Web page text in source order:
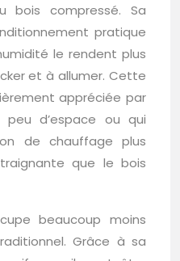
bois compressé. Sa
pratique
le rendent plus
et à allumer. Cette
appréciée par
d’espace ou qui
de chauffage plus
que le bois
beaucoup moins
Grâce à sa